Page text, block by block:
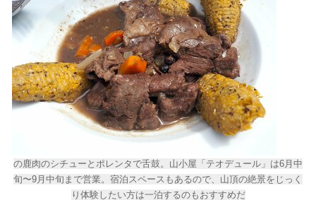
の鹿肉のシチューとポレンタで舌鼓。山小屋「テオデュール」は6月中
旬〜9月中旬まで営業。宿泊スペースもあるので、山頂の絶景をじっく
り体験したい方は一泊するのもおすすめだ